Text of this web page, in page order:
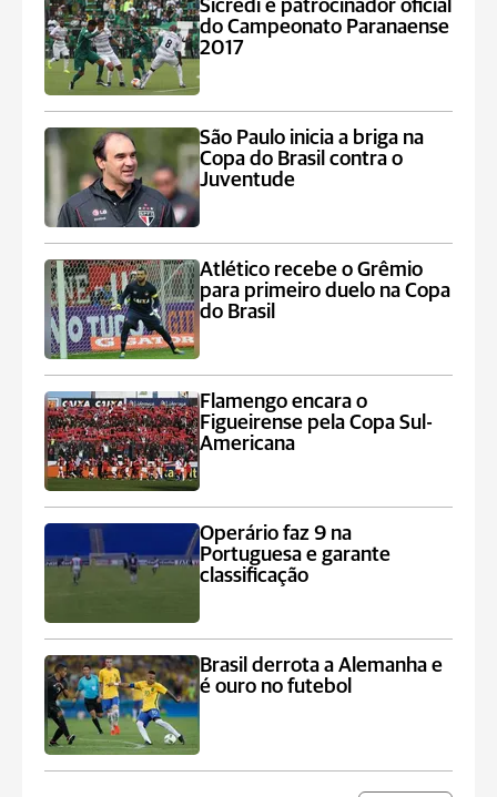
Sicredi é patrocinador oficial
do Campeonato Paranaense
2017
São Paulo inicia a briga na
Copa do Brasil contra o
Juventude
Atlético recebe o Grêmio
para primeiro duelo na Copa
do Brasil
Flamengo encara o
Figueirense pela Copa Sul-
Americana
Operário faz 9 na
Portuguesa e garante
classificação
Brasil derrota a Alemanha e
é ouro no futebol